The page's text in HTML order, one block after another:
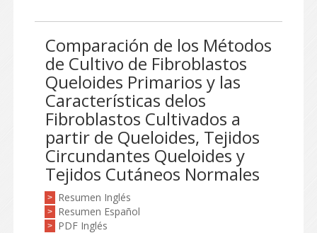
Comparación de los Métodos
de Cultivo de Fibroblastos
Queloides Primarios y las
Características delos
Fibroblastos Cultivados a
partir de Queloides, Tejidos
Circundantes Queloides y
Tejidos Cutáneos Normales
> Resumen Inglés
> Resumen Español
> PDF Inglés